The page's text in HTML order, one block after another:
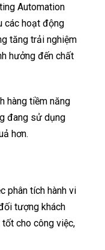
Automation
các hoạt động
tăng trải nghiệm
hưởng đến chất
hàng tiềm năng
đang sử dụng
hơn.
phân tích hành vi
tượng khách
cho công việc,